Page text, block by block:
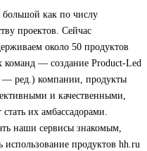
большой как по числу
проектов. Сейчас
около 50 продуктов
команд — создание Product-Led
— ред.) компании, продукты
и качественными,
стать их амбассадорами.
наши сервисы знакомым,
использование продуктов hh.ru